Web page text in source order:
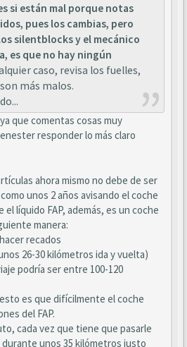
si están mal porque notas
pues los cambias, pero
silentblocks y el mecánico
es que no hay ningún
caso, revisa los fuelles,
más malos.
que comentas cosas muy
responder lo más claro
ahora mismo no debe de ser
unos 2 años avisando el coche
líquido FAP, además, es un coche
manera:
recados
26-30 kilómetros ida y vuelta)
podría ser entre 100-120
es que difícilmente el coche
del FAP.
cada vez que tiene que pasarle
durante unos 35 kilómetros justo